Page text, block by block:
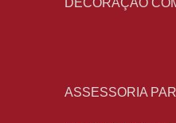
DECORAÇÃO
ASSESSORIA